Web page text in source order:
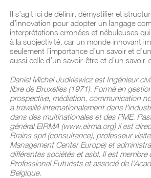
Il s’agit ici de définir, démystifier et
d’innovation pour adopter un langage
interprétations erronées et nébuleuses
à la subjectivité, car un monde innovant
seulement l’importance d’un savoir et
aussi celle d’un savoir-être et d’un savoir-
Daniel Michel Judkiewicz est Ingénieur
libre de Bruxelles (1971). Formé en
prospective, médiation, communication
a travaillé internationalement dans
dans des multinationales et des PME.
général EIRMA (www.eirma.org) il est
Brains sprl (consultance), professeur
Management Center Europe) et
différentes sociétés et asbl. Il est membre
Professional Futurists et associé de
Belgique.